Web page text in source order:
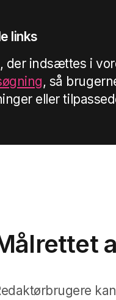
links
der indsættes i
, så
eller